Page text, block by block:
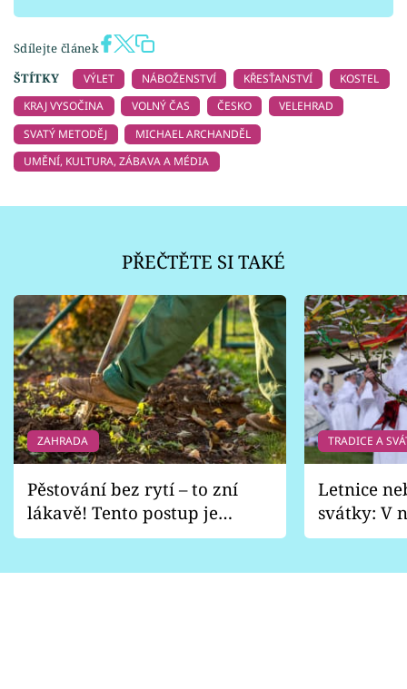
Sdílejte článek
ŠTÍTKY
VÝLET NÁBOŽENSTVÍ KŘESŤANSTVÍ
KOSTEL
KRAJ VYSOČINA
VOLNÝ ČAS ČESKO
VELEHRAD
SVATÝ METODĚJ
MICHAEL ARCHANDĚL
UMĚNÍ, KULTURA, ZÁBAVA A MÉDIA
PŘEČTĚTE SI TAKÉ
ZAHRADA
Pěstování bez rytí – to zní
lákavě! Tento postup je
vhodný jen pro některé
TRADICE A
Letnice
svátky: V
pondělí